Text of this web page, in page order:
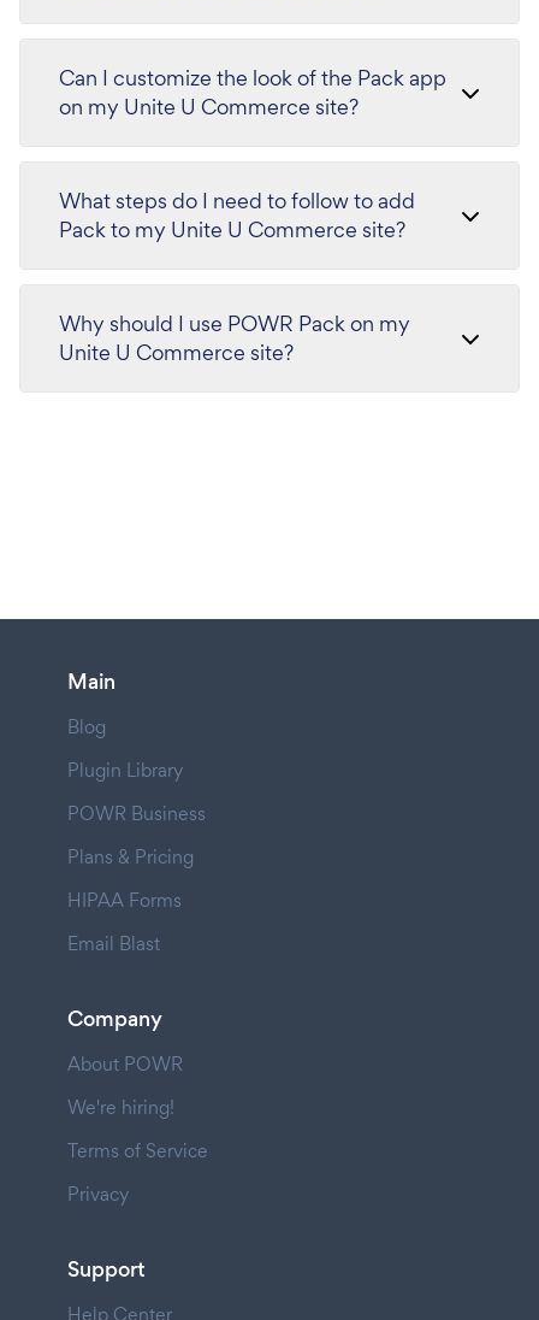
Can I customize the look of the Pack app
on my Unite U Commerce site?
What steps do I need to follow to add
Pack to my Unite U Commerce site?
Why should I use POWR Pack on my
Unite U Commerce site?
Main
Blog
Plugin Library
POWR Business
Plans & Pricing
HIPAA Forms
Email Blast
Company
About POWR
We're hiring!
Terms of Service
Privacy
Support